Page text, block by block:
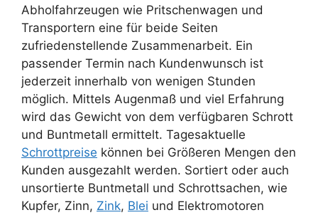
Abholfahrzeugen wie Pritschenwagen und
Transportern eine für beide Seiten
zufriedenstellende Zusammenarbeit. Ein
passender Termin nach Kundenwunsch ist
jederzeit innerhalb von wenigen Stunden
möglich. Mittels Augenmaß und viel Erfahrung
wird das Gewicht von dem verfügbaren Schrott
und Buntmetall ermittelt. Tagesaktuelle
Schrottpreise können bei Größeren Mengen den
Kunden ausgezahlt werden. Sortiert oder auch
unsortierte Buntmetall und Schrottsachen, wie
Kupfer, Zinn, Zink, Blei und Elektromotoren